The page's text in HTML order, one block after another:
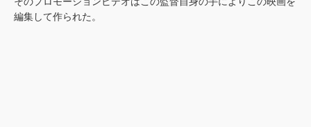
編集して作られた。